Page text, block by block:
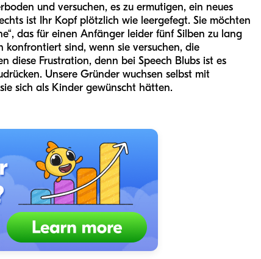
und versuchen, es zu ermutigen, ein neues
ist Ihr Kopf plötzlich wie leergefegt. Sie möchten
das für einen Anfänger leider fünf Silben zu lang
konfrontiert sind, wenn sie versuchen, die
diese Frustration, denn bei Speech Blubs ist es
Unsere Gründer wuchsen selbst mit
sich als Kinder gewünscht hätten.